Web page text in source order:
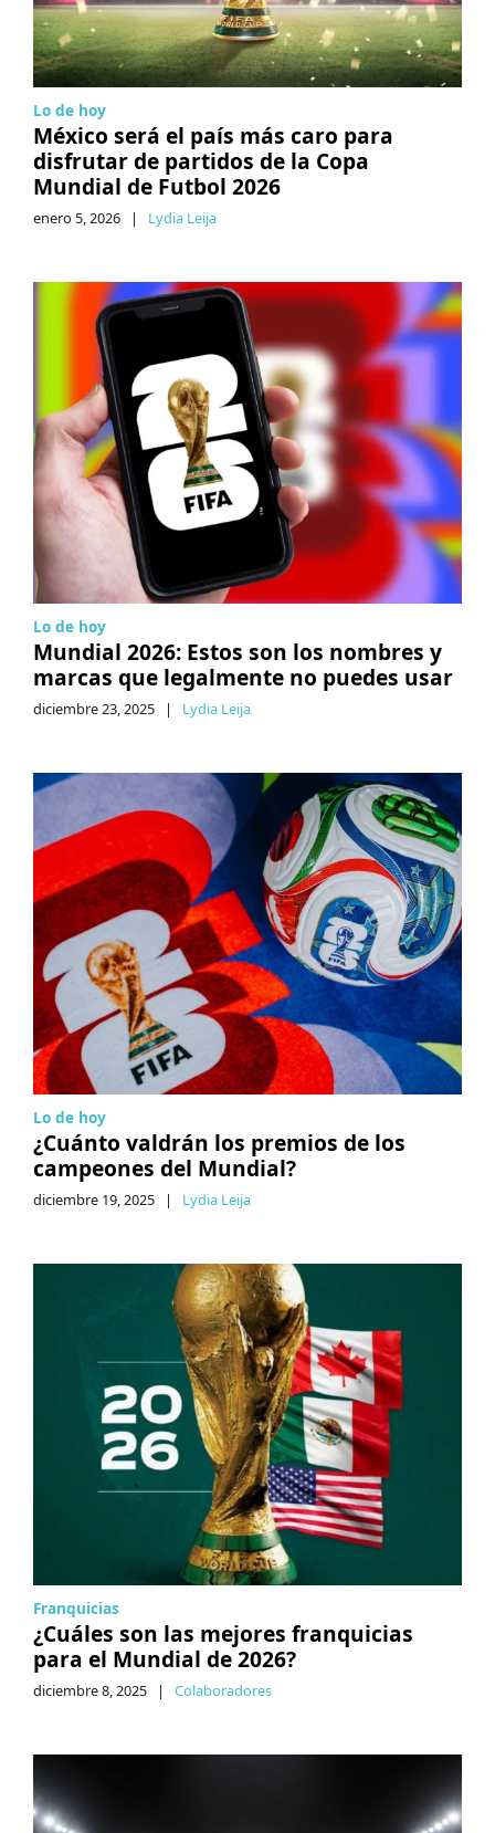
Lo de hoy
México será el país más caro para
disfrutar de partidos de la Copa
Mundial de Futbol 2026
enero 5, 2026 | Lydia Leija
Lo de hoy
Mundial 2026: Estos son los nombres y
marcas que legalmente no puedes usar
diciembre 23, 2025 | Lydia Leija
Lo de hoy
¿Cuánto valdrán los premios de los
campeones del Mundial?
diciembre 19, 2025 | Lydia Leija
Franquicias
¿Cuáles son las mejores franquicias
para el Mundial de 2026?
diciembre 8, 2025 | Colaboradores